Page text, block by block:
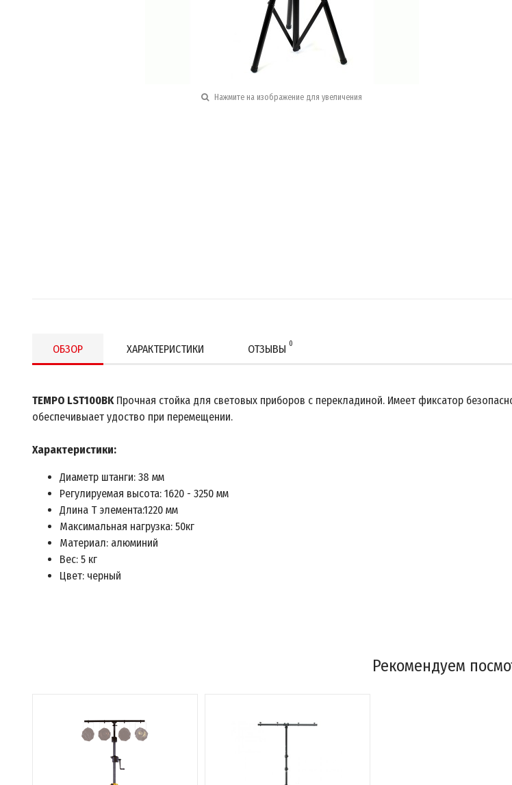
Нажмите на изображение для увеличения
ОБЗОР ХАРАКТЕРИСТИКИ ОТЗЫВЫ 0
TEMPO LST100BKПрочная стойка для световых приборов с перекладиной. Имеет фиксатор
обеспечивыает удоство при перемещении.
Характеристики:
Диаметр штанги: 38 мм
Регулируемая высота: 1620 - 3250 мм
Длина Т элемента:1220 мм
Максимальная нагрузка: 50кг
Материал: алюминий
Вес: 5 кг
Цвет: черный
Рекомендуем